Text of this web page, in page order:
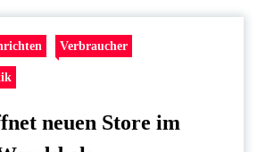
Verbraucher
neuen Store im